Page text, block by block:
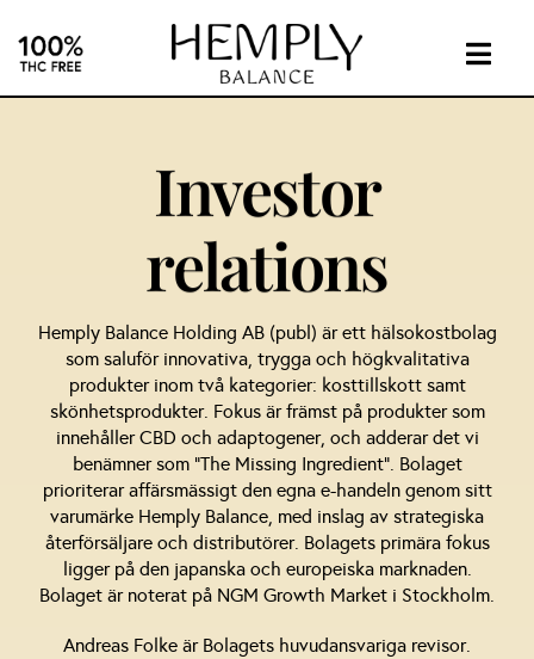
content
CBD
Investor
relations
Hemply Balance Holding AB (publ) är ett hälsokostbolag
som saluför innovativa, trygga och högkvalitativa
produkter inom två kategorier: kosttillskott samt
skönhetsprodukter. Fokus är främst på produkter som
innehåller CBD och adaptogener, och adderar det vi
benämner som ”The Missing Ingredient”. Bolaget
prioriterar affärsmässigt den egna e-handeln genom sitt
varumärke Hemply Balance, med inslag av strategiska
återförsäljare och distributörer. Bolagets primära fokus
ligger på den japanska och europeiska marknaden.
Bolaget är noterat på NGM Growth Market i Stockholm.
Andreas Folke är Bolagets huvudansvariga revisor.